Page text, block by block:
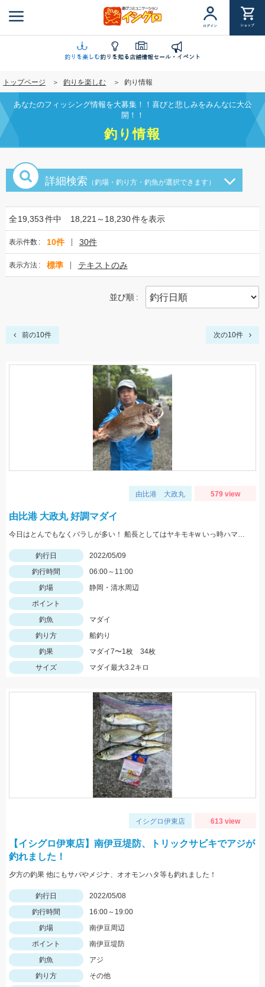
ン
に
移
動
ログイン ショップ
釣りを楽しむ釣りを知る店舗情報セール・イベント
トップページ 釣りを楽しむ 釣り情報
あなたのフィッシング情報を大募集！！喜びと悲しみをみんなに大公
開！！
釣り情報
詳細検索 （釣場・釣り方・釣魚が選択できます）
全19,353件中 18,221～18,230件を表示
表示件数 10件 30件
表示方法 標準 テキストのみ
並び順
前の10件 次の10件
由比港 大政丸 579 view
由比港 大政丸 好調マダイ
今日はとんでもなくバラしが多い！ 船長としてはヤキモキw いっ時ハマった流しでバタバタタイム バラし20回以上！
釣行日
2022/05/09
釣行時間
06:00～11:00
釣場
静岡・清水周辺
ポイント
釣魚
マダイ
釣り方
船釣り
釣果
マダイ7〜1枚 34枚
サイズ
マダイ最大3.2キロ
イシグロ伊東店 613 view
【イシグロ伊東店】南伊豆堤防、トリックサビキでアジが
釣れました！
夕方の釣果 他にもサバやメジナ、オオモンハタ等も釣れました！
釣行日
2022/05/08
釣行時間
16:00～19:00
釣場
南伊豆周辺
ポイント
南伊豆堤防
釣魚
アジ
釣り方
その他